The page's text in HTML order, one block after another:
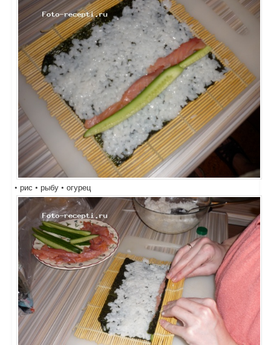
• рис • рыбу • огурец